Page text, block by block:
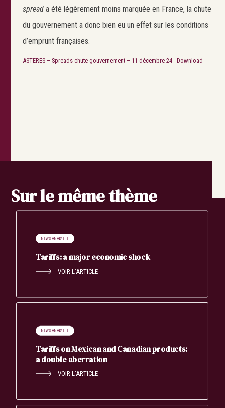
spreada été légèrement moins marquée en France, la chute
du gouvernement a donc bien eu un effet sur les conditions
d’emprunt françaises.
ASTERES – Spreads chute gouvernement – 11 décembre 24 Download
Sur le même thème
NEWS ANALYSIS
Tariffs: a major economic shock
VOIR L’ARTICLE
NEWS ANALYSIS
Tariffs on Mexican and Canadian products:
a double aberration
VOIR L’ARTICLE